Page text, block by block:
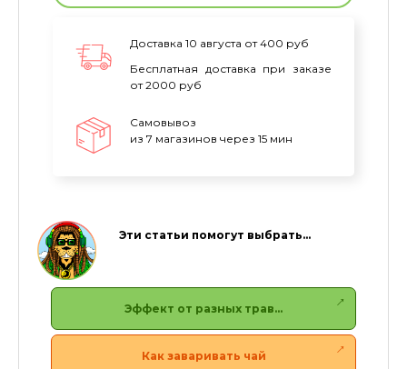
Доставка 10 августа от 400 руб
Бесплатная доставка при заказе
от 2000 руб
Самовывоз
из 7 магазинов через 15 мин
Эти статьи помогут выбрать…
Эффект от разных трав…
Как заваривать чай